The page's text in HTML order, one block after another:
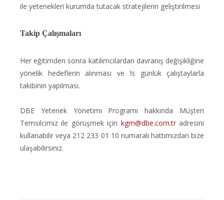
ile yetenekleri kurumda tutacak stratejilerin geliştirilmesi
Takip Çalışmaları
Her eğitimden sonra katılımcılardan davranış değişikliğine
yönelik hedeflerin alınması ve ½ günlük çalıştaylarla
takibinin yapılması.
DBE Yetenek Yönetimi Programı hakkında Müşteri
Temsilcimiz ile görüşmek için kgm@dbe.com.tr adresini
kullanabilir veya 212 233 01 10 numaralı hattımızdan bize
ulaşabilirsiniz.